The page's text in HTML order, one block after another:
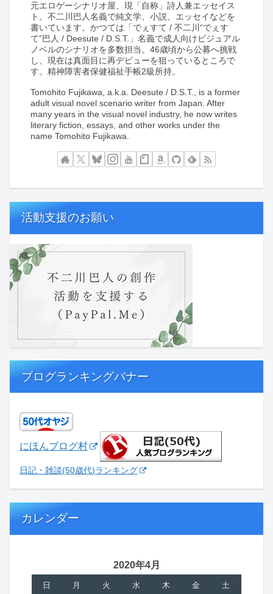
元エロゲーシナリオ屋、現「自称」詩人兼エッセイス
ト。不二川巴人名義で純文学、小説、エッセイなどを
書いています。かつては「でぇすて / 不二川“でぇす
て”巴人 / Deesute / D.S.T.」名義で成人向けビジュアル
ノベルのシナリオを多数担当。46歳頃から公募へ挑戦
し、現在は真面目に再デビューを狙っているところで
す。精神障害者保健福祉手帳2級所持。
Tomohito Fujikawa, a.k.a. Deesute / D.S.T., is a former
adult visual novel scenario writer from Japan. After
many years in the visual novel industry, he now writes
literary fiction, essays, and other works under the
name Tomohito Fujikawa.
活動支援のお願い
ブログランキングバナー
にほんブログ村
日記・雑談(50歳代)ランキング
カレンダー
2020年4月
日 月 火 水 木 金 土